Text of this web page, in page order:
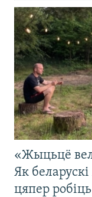
«Жыцьцё
Як беларускі
цяпер